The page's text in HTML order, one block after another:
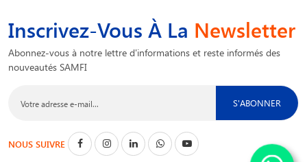
Inscrivez-Vous À La Newsletter
Abonnez-vous à notre lettre d'informations et reste informés des
nouveautés SAMFI
S'ABONNER
NOUS SUIVRE